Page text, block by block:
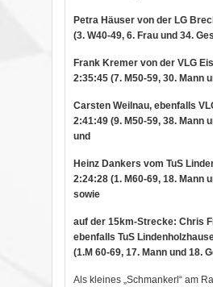
Petra Häuser von der LG
(3. W40-49, 6. Frau und 34.
Frank Kremer von der VLG
2:35:45 (7. M50-59, 30. Mann
Carsten Weilnau, ebenfalls
2:41:49 (9. M50-59, 38. Mann
und
Heinz Dankers vom TuS
2:24:28 (1. M60-69, 18. Mann
sowie
auf der 15km-Strecke: Chris
ebenfalls TuS
(1.M 60-69, 17. Mann und 18.
Als kleines „Schmankerl“ am